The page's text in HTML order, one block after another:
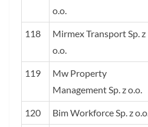
o.o.
118
Mirmex Transport Sp. z
o.o.
119
Mw Property
Management Sp. z o.o.
120 Bim Workforce Sp. z o.o.